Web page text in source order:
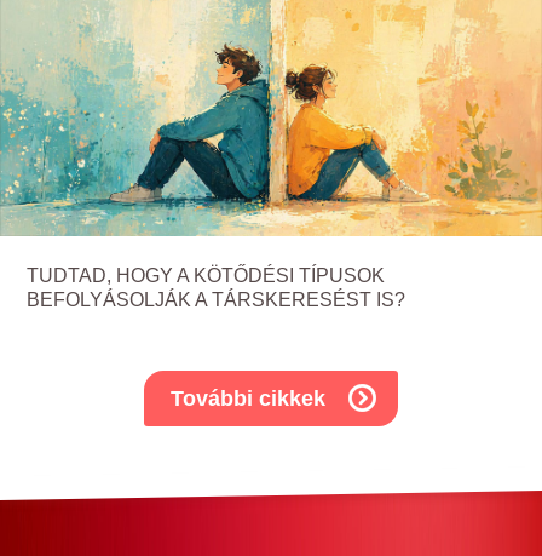
TUDTAD, HOGY A KÖTŐDÉSI TÍPUSOK
BEFOLYÁSOLJÁK A TÁRSKERESÉST IS?
További cikkek